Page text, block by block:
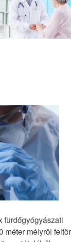
fürdőgyógyászati
méter mélyről